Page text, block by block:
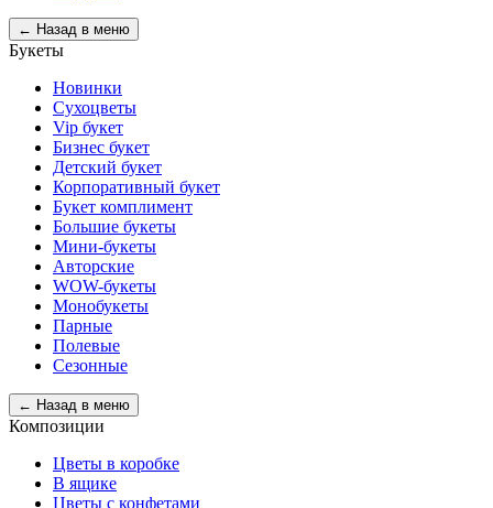
← Назад в меню
Букеты
Новинки
Сухоцветы
Vip букет
Бизнес букет
Детский букет
Корпоративный букет
Букет комплимент
Большие букеты
Мини-букеты
Авторские
WOW-букеты
Монобукеты
Парные
Полевые
Сезонные
← Назад в меню
Композиции
Цветы в коробке
В ящике
Цветы с конфетами